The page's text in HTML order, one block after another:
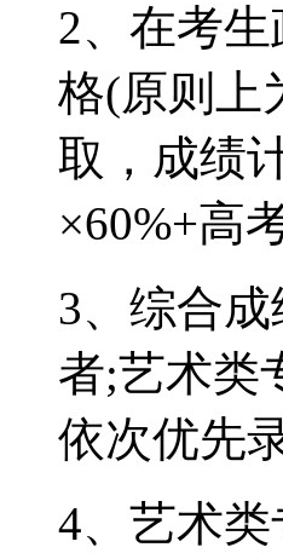
2、在考
格(原则上
取，成绩
×60%+高
3、综合
者;艺术类
依次优先
4、艺术